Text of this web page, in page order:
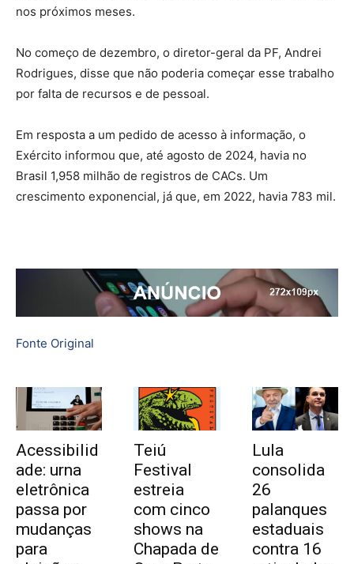
nos próximos meses.
No começo de dezembro, o diretor-geral da PF, Andrei
Rodrigues, disse que não poderia começar esse trabalho
por falta de recursos e de pessoal.
Em resposta a um pedido de acesso à informação, o
Exército informou que, até agosto de 2024, havia no
Brasil 1,958 milhão de registros de CACs. Um
crescimento exponencial, já que, em 2022, havia 783 mil.
Fonte Original
Acessibilid
ade: urna
eletrônica
passa por
mudanças
para
Teiú
Festival
estreia
com cinco
shows na
Chapada de
Lula
consolida
26
palanques
estaduais
contra 16